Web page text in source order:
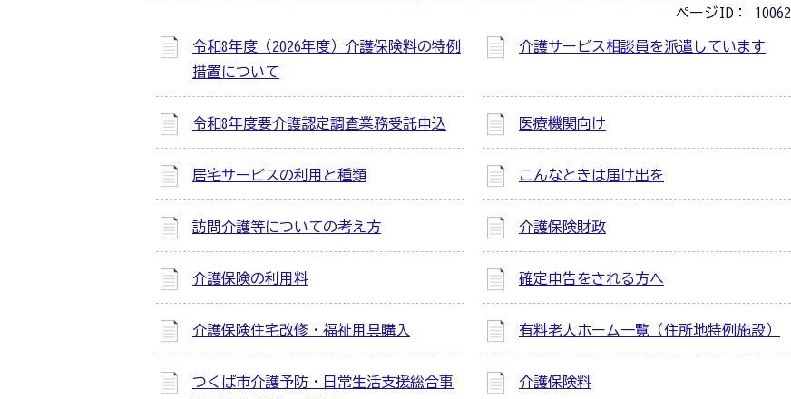
ページID： 10062
令和8年度（2026年度）介護保険料の特例
措置について
介護サービス相談員を派遣しています
令和8年度要介護認定調査業務受託申込 医療機関向け
居宅サービスの利用と種類 こんなときは届け出を
訪問介護等についての考え方 介護保険財政
介護保険の利用料 確定申告をされる方へ
介護保険住宅改修・福祉用具購入 有料老人ホーム一覧（住所地特例施設）
つくば市介護予防・日常生活支援総合事
介護保険料